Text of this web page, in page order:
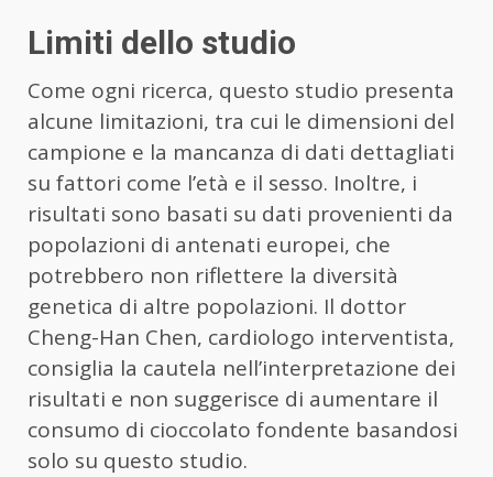
Limiti dello studio
Come ogni ricerca, questo studio presenta
alcune limitazioni, tra cui le dimensioni del
campione e la mancanza di dati dettagliati
su fattori come l’età e il sesso. Inoltre, i
risultati sono basati su dati provenienti da
popolazioni di antenati europei, che
potrebbero non riflettere la diversità
genetica di altre popolazioni. Il dottor
Cheng-Han Chen, cardiologo interventista,
consiglia la cautela nell’interpretazione dei
risultati e non suggerisce di aumentare il
consumo di cioccolato fondente basandosi
solo su questo studio.